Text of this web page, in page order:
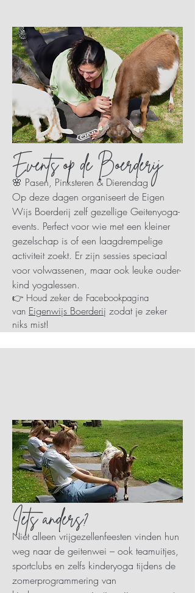
Events op de Boerderij
🌸 Pasen, Pinksteren & Dierendag
Op deze dagen organiseert de Eigen
Wijs Boerderij zelf gezellige Geitenyoga-
events. Perfect voor wie met een kleiner
gezelschap is of een laagdrempelige
activiteit zoekt. Er zijn sessies speciaal
voor volwassenen, maar ook leuke ouder-
kind yogalessen.
👉 Houd zeker de Facebookpagina
van Eigenwijs Boerderij zodat je zeker
niks mist!
Iets anders?
Niet alleen vrijgezellenfeesten vinden hun
weg naar de geitenwei – ook teamuitjes,
sportclubs en zelfs kinderyoga tijdens de
zomerprogrammering van